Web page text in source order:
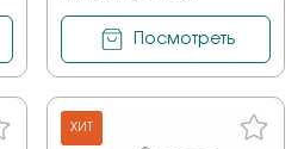
Посмотреть
ХИТ